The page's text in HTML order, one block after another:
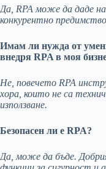
Да, RPA може да даде на
конкурентно
Имам ли нужда от
внедря RPA в моя
Не, повечето RPA
хора, които не са
използване.
Безопасен ли е RPA?
Да, може да бъде.